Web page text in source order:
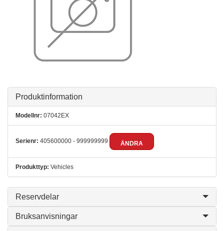
Produktinformation
Modellnr: 07042EX
Serienr: 405600000 - 999999999 ÄNDRA
Produkttyp: Vehicles
Reservdelar
Bruksanvisningar